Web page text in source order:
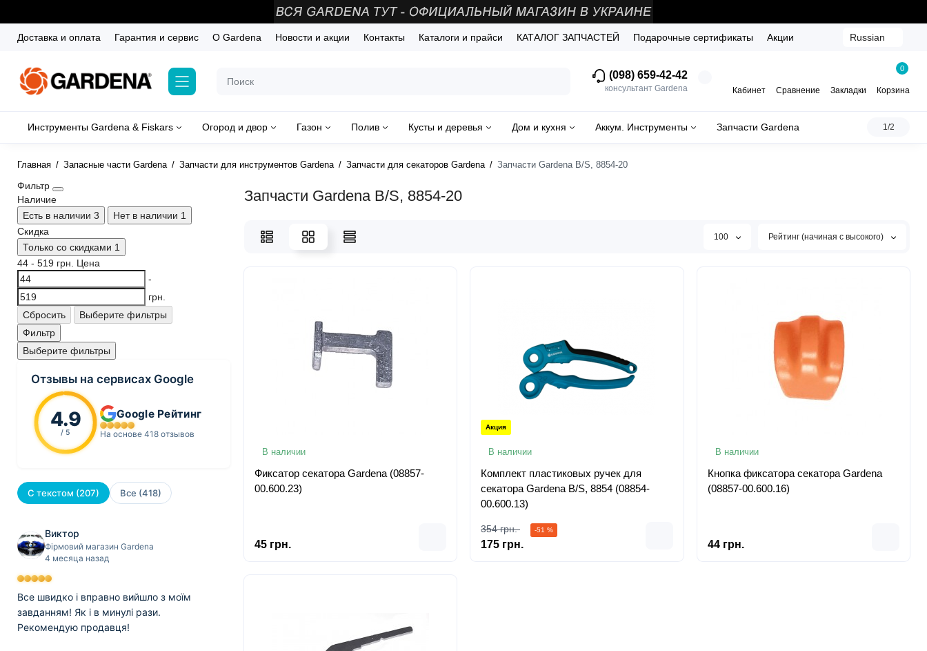
Доставка и оплата Гарантия и сервис О Gardena Новости и акции Контакты Каталоги и прайси КАТАЛОГ ЗАПЧАСТЕЙ Подарочные сертификаты Акции Russian
(098) 659-42-42
консультант Gardena Кабинет Сравнение Закладки
0
Корзина
Инструменты Gardena & Fiskars Огород и двор Газон Полив Кусты и деревья Дом и кухня Аккум. Инструменты Запчасти Gardena 1/2
Главная Запасные части Gardena Запчасти для инструментов Gardena Запчасти для секаторов Gardena Запчасти Gardena B/S, 8854-20
Фильтр
Наличие
Есть в наличии 3 Нет в наличии 1
Скидка
Только со cкидками 1
44 - 519 грн. Цена
-
грн.
Сбросить
Выберите фильтры
Фильтр
Выберите фильтры
4.9
/ 5
Google Рейтинг
На основе 418 отзывов
Отзывы на сервисах Google
С текстом (207) Все (418)
Виктор
Фірмовий магазин Gardena
4 месяца назад
Все швидко і вправно вийшло з моїм
завданням! Як і в минулі рази.
Рекомендую продавця!
Запчасти Gardena B/S, 8854-20
100 Рейтинг (начиная с высокого)
В наличии
Фиксатор секатора Gardena (08857-
00.600.23)
45 грн.
Акция
В наличии
Комплект пластиковых ручек для
секатора Gardena B/S, 8854 (08854-
00.600.13)
354 грн. -51 %
175 грн.
В наличии
Кнопка фиксатора секатора Gardena
(08857-00.600.16)
44 грн.